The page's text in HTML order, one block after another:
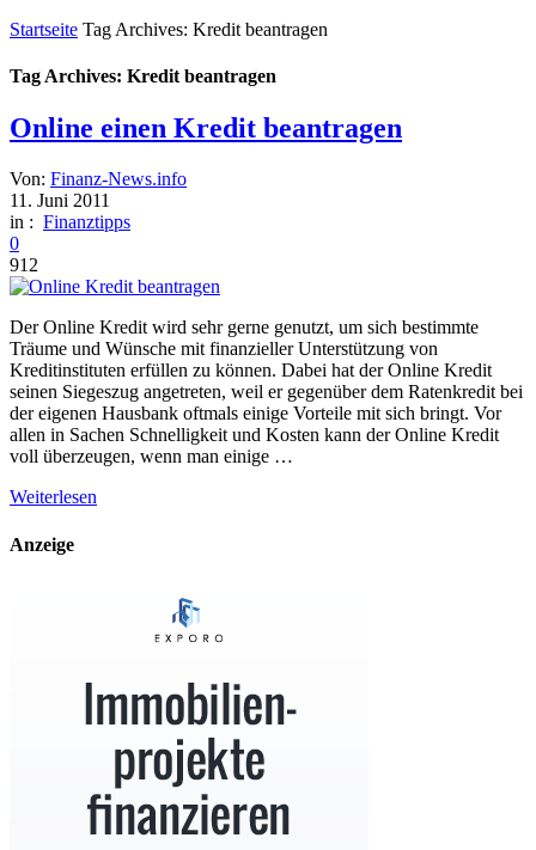
Startseite Tag Archives: Kredit beantragen
Tag Archives: Kredit beantragen
Online einen Kredit beantragen
Von: Finanz-News.info
11. Juni 2011
in : Finanztipps
0
912
Der Online Kredit wird sehr gerne genutzt, um sich bestimmte
Träume und Wünsche mit finanzieller Unterstützung von
Kreditinstituten erfüllen zu können. Dabei hat der Online Kredit
seinen Siegeszug angetreten, weil er gegenüber dem Ratenkredit bei
der eigenen Hausbank oftmals einige Vorteile mit sich bringt. Vor
allen in Sachen Schnelligkeit und Kosten kann der Online Kredit
voll überzeugen, wenn man einige …
Weiterlesen
Anzeige